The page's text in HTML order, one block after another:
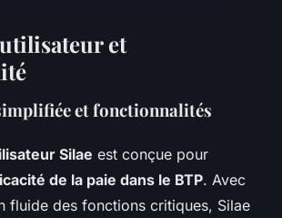
et
et fonctionnalités
Silae est conçue pour
de la paie dans le BTP. Avec
fluide des fonctions critiques, Silae